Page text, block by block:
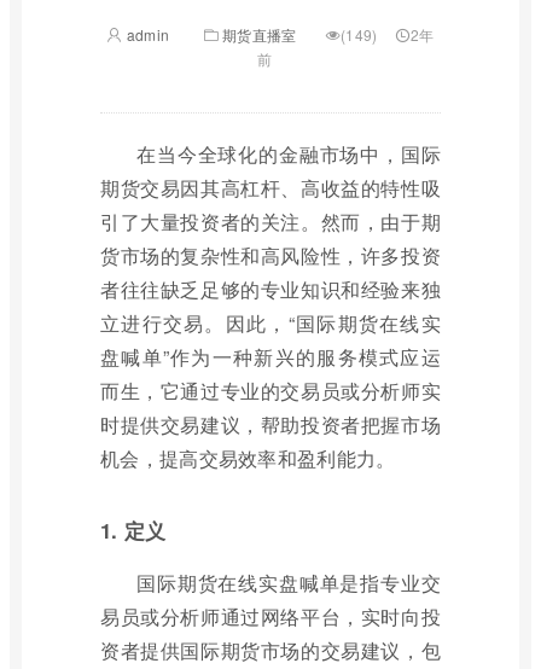
admin 期货直播室 (149)
2年
前
在当今全球化的金融市场中，国际
期货交易因其高杠杆、高收益的特性吸
引了大量投资者的关注。然而，由于期
货市场的复杂性和高风险性，许多投资
者往往缺乏足够的专业知识和经验来独
立进行交易。因此，“国际期货在线实
盘喊单”作为一种新兴的服务模式应运
而生，它通过专业的交易员或分析师实
时提供交易建议，帮助投资者把握市场
机会，提高交易效率和盈利能力。
1. 定义
国际期货在线实盘喊单是指专业交
易员或分析师通过网络平台，实时向投
资者提供国际期货市场的交易建议，包